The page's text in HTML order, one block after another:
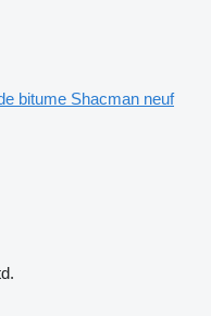
bitume Shacman neuf